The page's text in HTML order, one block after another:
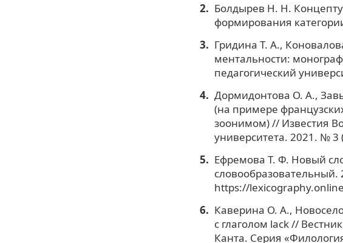
Болдырев Н. Н.
формирования
Гридина Т. А.,
ментальности:
педагогический
Дормидонтова О. А.,
(на примере
зоонимом) // Известия
университета. 2021. № 3
Ефремова Т. Ф. Новый
словообразовательный.
https://
Каверина О. А.,
с глаголом lack //
Канта. Серия